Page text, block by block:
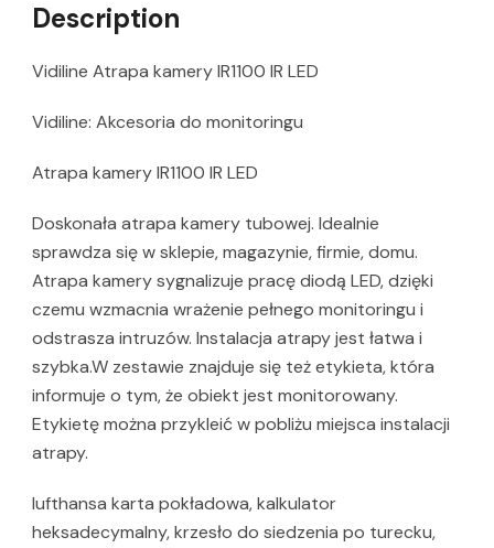
Description
Vidiline Atrapa kamery IR1100 IR LED
Vidiline: Akcesoria do monitoringu
Atrapa kamery IR1100 IR LED
Doskonała atrapa kamery tubowej. Idealnie
sprawdza się w sklepie, magazynie, firmie, domu.
Atrapa kamery sygnalizuje pracę diodą LED, dzięki
czemu wzmacnia wrażenie pełnego monitoringu i
odstrasza intruzów. Instalacja atrapy jest łatwa i
szybka.W zestawie znajduje się też etykieta, która
informuje o tym, że obiekt jest monitorowany.
Etykietę można przykleić w pobliżu miejsca instalacji
atrapy.
lufthansa karta pokładowa, kalkulator
heksadecymalny, krzesło do siedzenia po turecku,